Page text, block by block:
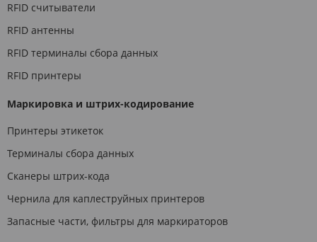
RFID считыватели
RFID антенны
RFID терминалы сбора данных
RFID принтеры
Маркировка и штрих-кодирование
Принтеры этикеток
Терминалы сбора данных
Сканеры штрих-кода
Чернила для каплеструйных принтеров
Запасные части, фильтры для маркираторов